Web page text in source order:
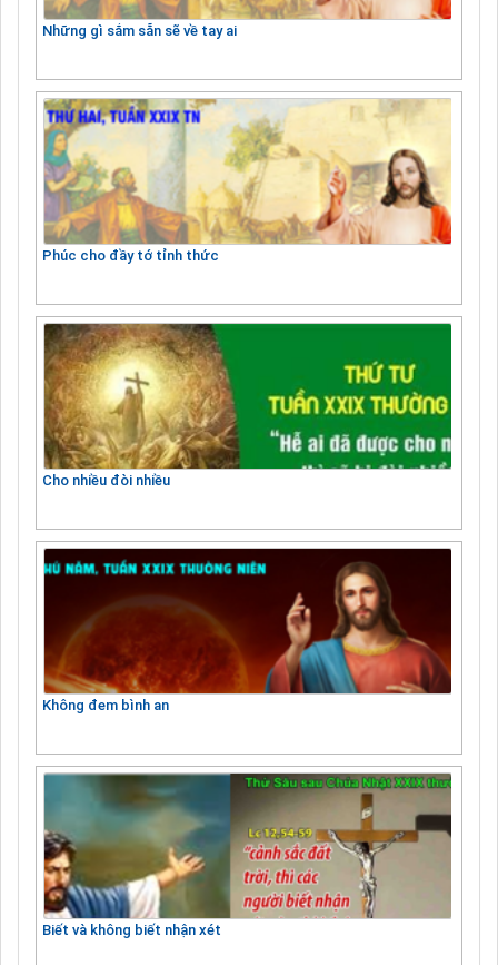
Những gì sắm sẵn sẽ về tay ai
Phúc cho đầy tớ tỉnh thức
Cho nhiều đòi nhiều
Không đem bình an
Biết và không biết nhận xét